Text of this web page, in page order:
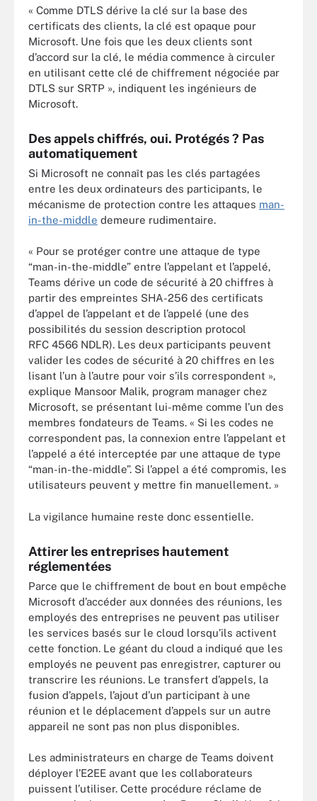
« Comme DTLS dérive la clé sur la base des
certificats des clients, la clé est opaque pour
Microsoft. Une fois que les deux clients sont
d’accord sur la clé, le média commence à circuler
en utilisant cette clé de chiffrement négociée par
DTLS sur SRTP », indiquent les ingénieurs de
Microsoft.
Des appels chiffrés, oui. Protégés ? Pas
automatiquement
Si Microsoft ne connaît pas les clés partagées
entre les deux ordinateurs des participants, le
mécanisme de protection contre les attaques man-
in-the-middle demeure rudimentaire.
« Pour se protéger contre une attaque de type
“man-in-the-middle” entre l’appelant et l’appelé,
Teams dérive un code de sécurité à 20 chiffres à
partir des empreintes SHA-256 des certificats
d’appel de l’appelant et de l’appelé (une des
possibilités du session description protocol
RFC 4566 NDLR). Les deux participants peuvent
valider les codes de sécurité à 20 chiffres en les
lisant l’un à l’autre pour voir s’ils correspondent »,
explique Mansoor Malik, program manager chez
Microsoft, se présentant lui-même comme l’un des
membres fondateurs de Teams. « Si les codes ne
correspondent pas, la connexion entre l’appelant et
l’appelé a été interceptée par une attaque de type
“man-in-the-middle”. Si l’appel a été compromis, les
utilisateurs peuvent y mettre fin manuellement. »
La vigilance humaine reste donc essentielle.
Attirer les entreprises hautement
réglementées
Parce que le chiffrement de bout en bout empêche
Microsoft d’accéder aux données des réunions, les
employés des entreprises ne peuvent pas utiliser
les services basés sur le cloud lorsqu’ils activent
cette fonction. Le géant du cloud a indiqué que les
employés ne peuvent pas enregistrer, capturer ou
transcrire les réunions. Le transfert d’appels, la
fusion d’appels, l’ajout d’un participant à une
réunion et le déplacement d’appels sur un autre
appareil ne sont pas non plus disponibles.
Les administrateurs en charge de Teams doivent
déployer l’E2EE avant que les collaborateurs
puissent l’utiliser. Cette procédure réclame de